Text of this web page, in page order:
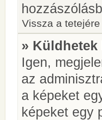
Vissza a tetejére
» Küldhetek
Igen,
az
a képeket
képeket egy